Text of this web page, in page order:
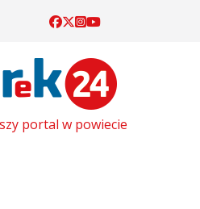
portal w powiecie